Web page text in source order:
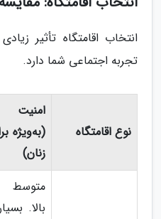
انتخاب اقامتگاه تأثیر
تجربه اجتماعی شما دارد.
نوع اقامتگاه
امنیت
(به‌ویژه
زنان)
متوسط
بالا.